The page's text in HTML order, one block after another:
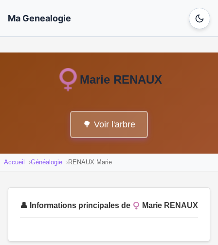
Ma Genealogie
Marie RENAUX
🌳 Voir l'arbre
Accueil Généalogie RENAUX Marie
👤 Informations principales de Marie RENAUX